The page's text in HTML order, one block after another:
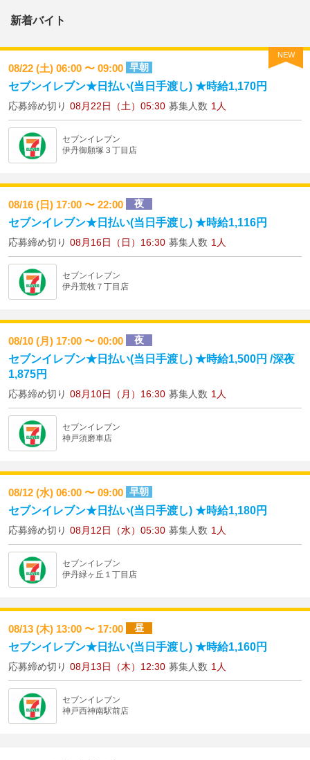
新着バイト
NEW
08/22 (土) 06:00 〜 09:00 早朝
セブンイレブン★日払い(当日手渡し) ★時給1,170円
応募締め切り 08月22日（土）05:30 募集人数 1人
セブンイレブン
伊丹御願塚３丁目店
08/16 (日) 17:00 〜 22:00 夜
セブンイレブン★日払い(当日手渡し) ★時給1,116円
応募締め切り 08月16日（日）16:30 募集人数 1人
セブンイレブン
伊丹荒牧７丁目店
08/10 (月) 17:00 〜 00:00 夜
セブンイレブン★日払い(当日手渡し) ★時給1,500円 /深夜
1,875円
応募締め切り 08月10日（月）16:30 募集人数 1人
セブンイレブン
神戸須磨車店
08/12 (水) 06:00 〜 09:00 早朝
セブンイレブン★日払い(当日手渡し) ★時給1,180円
応募締め切り 08月12日（水）05:30 募集人数 1人
セブンイレブン
伊丹緑ヶ丘１丁目店
08/13 (木) 13:00 〜 17:00 昼
セブンイレブン★日払い(当日手渡し) ★時給1,160円
応募締め切り 08月13日（木）12:30 募集人数 1人
セブンイレブン
神戸西神南駅前店